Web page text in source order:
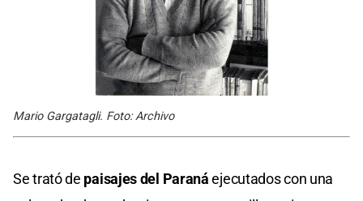
Mario Gargatagli. Foto: Archivo
Se trató de paisajes del Paranáejecutados con una